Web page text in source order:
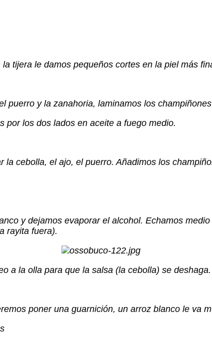
tijera le damos pequeños cortes en la piel más
y la zanahoria, laminamos los
por los dos lados en aceite a fuego medio.
cebolla, el ajo, el puerro. Añadimos los
y dejamos evaporar el alcohol. Echamos
rayita fuera).
a la olla para que la salsa (la cebolla) se deshaga.
poner una guarnición, un arroz blanco le va